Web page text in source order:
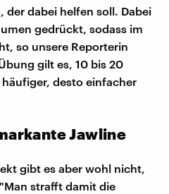
der dabei helfen soll. Dabei
gedrückt, sodass im
so unsere Reporterin
gilt es, 10 bis 20
desto einfacher
Jawline
gibt es aber wohl nicht,
strafft damit die